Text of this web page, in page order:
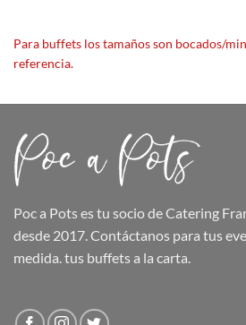
Para buffets los tamaños son bocados/
referencia.
Poc a Potses tu socio de Catering
desde 2017. Contáctanos para tus
medida.tus buffetsa la carta.